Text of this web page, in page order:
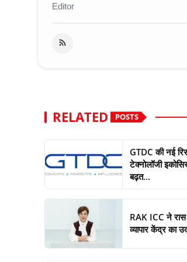
Editor
RELATED POSTS
GTDC की नई
टेक्नोलॉजी
बढ़त...
RAK ICC ने
व्यापार केंद्र का